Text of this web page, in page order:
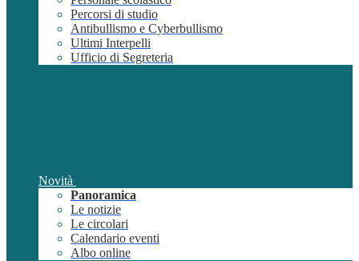
Percorsi di studio
Antibullismo e Cyberbullismo
Ultimi Interpelli
Ufficio di Segreteria
Novità
Panoramica
Le notizie
Le circolari
Calendario eventi
Albo online